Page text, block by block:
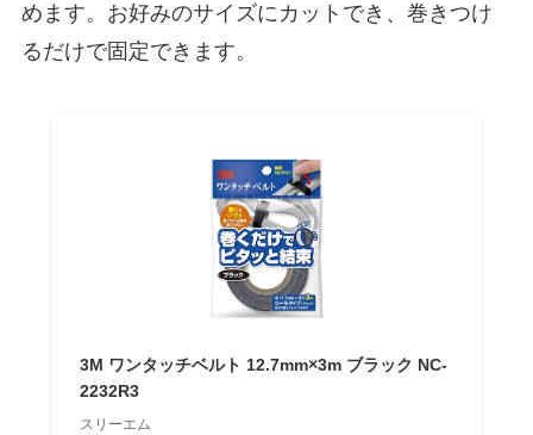
めます。お好みのサイズにカットでき、巻きつけ
るだけで固定できます。
3M ワンタッチベルト 12.7mm×3m ブラック NC-
2232R3
スリーエム